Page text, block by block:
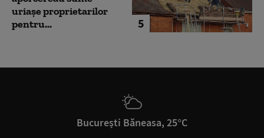
5
uriașe proprietarilor
pentru...
București Băneasa, 25°C